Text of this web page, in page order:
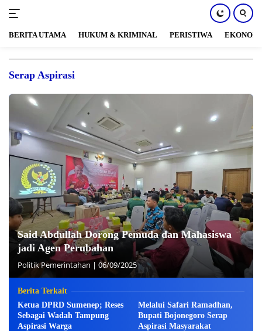
konten
BERITA UTAMA HUKUM & KRIMINAL PERISTIWA EKONOMI
Serap Aspirasi
Said Abdullah Dorong Pemuda dan Mahasiswa
jadi Agen Perubahan
Politik Pemerintahan | 06/09/2025
Berita Terkait
Ketua DPRD Sumenep; Reses
Sebagai Wadah Tampung
Aspirasi Warga
Melalui Safari Ramadhan,
Bupati Bojonegoro Serap
Aspirasi Masyarakat